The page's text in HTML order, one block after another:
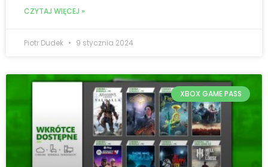
CZYTAJ WIĘCEJ »
Piotr Dudek 9 stycznia 2024
XBOX GAME PASS